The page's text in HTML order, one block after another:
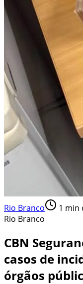
Rio Branco 1 min
Rio Branco
CBN
casos de
órgãos